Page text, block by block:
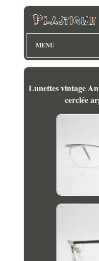
MENU
Lunettes vintage
cerclée